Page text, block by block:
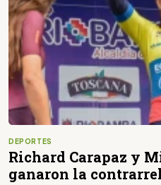
DEPORTES
Richard Carapaz y
ganaron la